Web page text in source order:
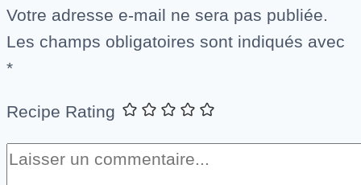
Votre adresse e-mail ne sera pas publiée.
Les champs obligatoires sont indiqués avec
*
Recipe Rating